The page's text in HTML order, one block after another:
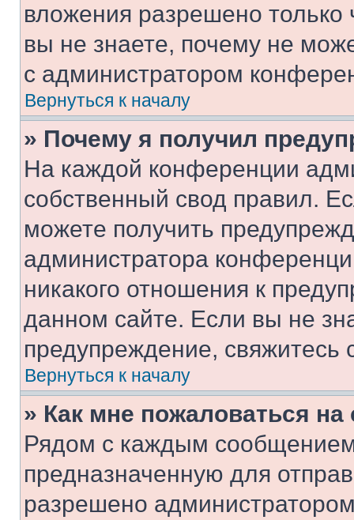
вложения разрешено
вы не знаете, почему не
с администратором
Вернуться к началу
» Почему я получил
На каждой конференции
собственный свод правил.
можете получить
администратора
никакого отношения к
данном сайте. Если вы не
предупреждение,
Вернуться к началу
» Как мне пожаловаться
Рядом с каждым сообщением
предназначенную для
разрешено